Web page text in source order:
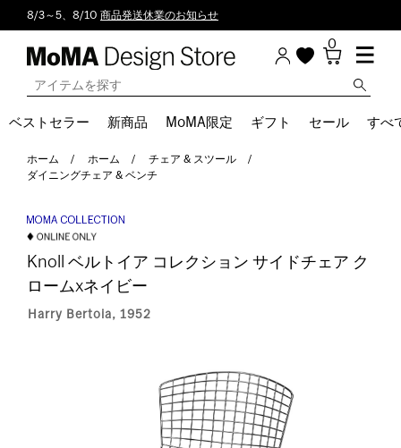
8/3～5、8/10 商品発送休業のお知らせ
0
ベストセラー 新商品 MoMA限定 ギフト セール すべ
ホーム ホーム
チェア & スツール
ダイニングチェア & ベンチ
Knoll ベルトイア コレクション サイドチェア ク
ロームxネイビー
Harry Bertoia, 1952